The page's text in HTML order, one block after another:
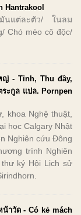
Hantrakool
นแต่ละตัว/ ในลม
Chó mèo cô độc/
ญ่ - Tỉnh, Thu đầy,
ะกูล แปล. Pornpen
khoa Nghệ thuật,
học Calgary Nhật
Nghiên cứu Đông
trình Nghiên
ký Hội Lịch sử
าวัด - Có kẻ mách